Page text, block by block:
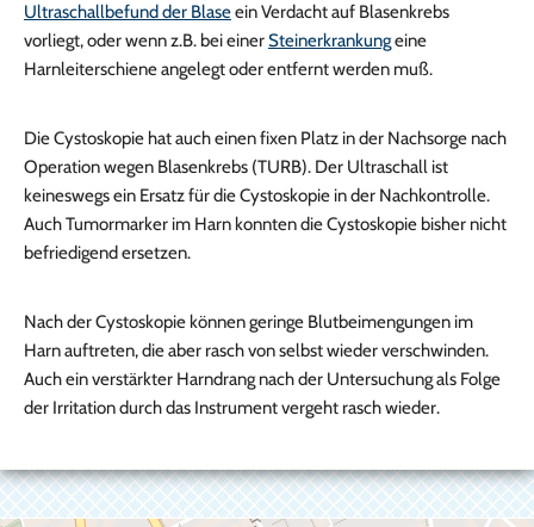
Ultraschallbefund der Blaseein Verdacht auf Blasenkrebs
vorliegt, oder wenn z.B. bei einerSteinerkrankungeine
Harnleiterschiene angelegt oder entfernt werden muß.
Die Cystoskopie hat auch einen fixen Platz in der Nachsorge nach
Operation wegen Blasenkrebs (TURB). Der Ultraschall ist
keineswegs ein Ersatz für die Cystoskopie in der Nachkontrolle.
Auch Tumormarker im Harn konnten die Cystoskopie bisher nicht
befriedigend ersetzen.
Nach der Cystoskopie können geringe Blutbeimengungen im
Harn auftreten, die aber rasch von selbst wieder verschwinden.
Auch ein verstärkter Harndrang nach der Untersuchung als Folge
der Irritation durch das Instrument vergeht rasch wieder.